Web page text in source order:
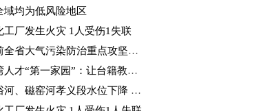
域均为低风险地区
工厂发生火灾 1人受伤1失联
省大气污染防治重点攻坚工作
一家园”：让台籍教师“来得了、留得下”
窑河孝义段水位下降 正在推进决口封堵